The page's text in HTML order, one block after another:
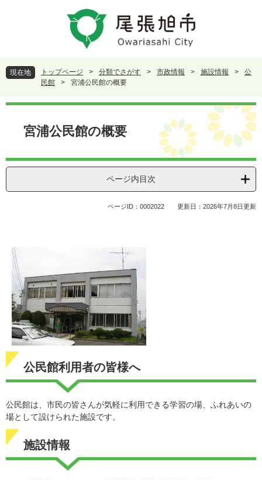
頭
で
。
飛
ば
て
現在地 トップページ > 分類でさがす > 市政情報 > 施設情報 >
公
民館
> 宮浦公民館の概要
本
宮浦公民館の概要
ページ内目次
ページID：0002022 更新日：2026年7月8日更新
公民館利用者の皆様へ
公民館は、市民の皆さんが気軽に利用できる学習の場、ふれあいの
場として設けられた施設です。
施設情報